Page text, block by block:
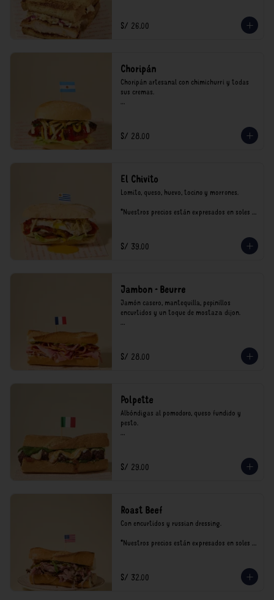
consumo.
S/ 26.00
Choripán
Choripán artesanal con chimichurri y todas
sus cremas.
consumo.
S/ 28.00
El Chivito
Lomito, queso, huevo, tocino y morrones.
*Nuestros precios están expresados en soles e
S/ 39.00
Jambon - Beurre
Jamón casero, mantequilla, pepinillos
encurtidos y un toque de mostaza dijon.
consumo.
S/ 28.00
Polpette
Albóndigas al pomodoro, queso fundido y
pesto.
consumo.
S/ 29.00
Roast Beef
Con encurtidos y russian dressing.
*Nuestros precios están expresados en soles e
S/ 32.00